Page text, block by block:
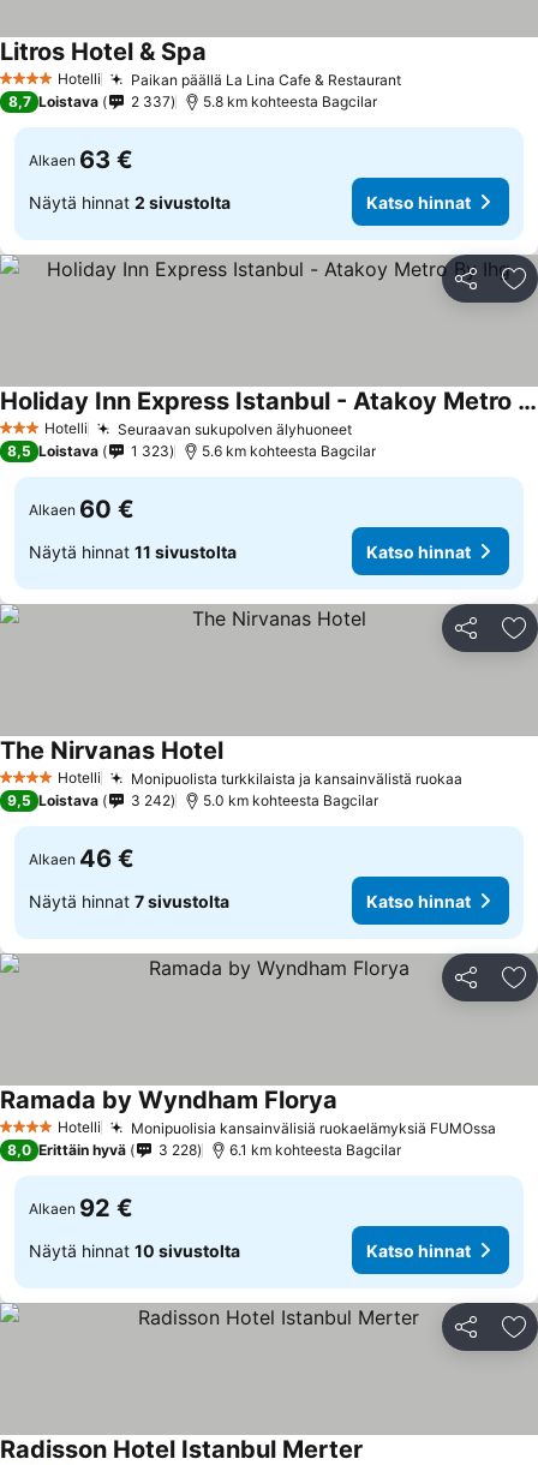
4 Tähtiluokitus
Hotelli Paikan päällä La Lina Cafe & Restaurant
Litros Hotel & Spa
8,7 Loistava 2 337 5.8 km kohteesta Bagcilar
Alkaen 63 €
Näytä hinnat 2 sivustolta Katso hinnat
Jaa
3 Tähtiluokitus
Hotelli Seuraavan sukupolven älyhuoneet
Holiday Inn Express Istanbul - Atakoy Metro By Ihg
8,5 Loistava 1 323 5.6 km kohteesta Bagcilar
Alkaen 60 €
Näytä hinnat 11 sivustolta Katso hinnat
Jaa
4 Tähtiluokitus
Hotelli Monipuolista turkkilaista ja kansainvälistä ruokaa
The Nirvanas Hotel
9,5 Loistava 3 242 5.0 km kohteesta Bagcilar
Alkaen 46 €
Näytä hinnat 7 sivustolta Katso hinnat
Jaa
4 Tähtiluokitus
Hotelli Monipuolisia kansainvälisiä ruokaelämyksiä FUMOssa
Ramada by Wyndham Florya
8,0 Erittäin hyvä 3 228 6.1 km kohteesta Bagcilar
Alkaen 92 €
Näytä hinnat 10 sivustolta Katso hinnat
Jaa
Radisson Hotel Istanbul Merter